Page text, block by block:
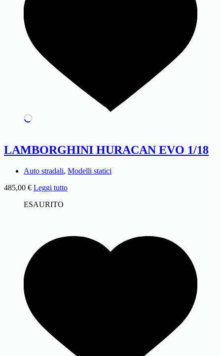
LAMBORGHINI HURACAN EVO 1/18
Auto stradali, Modelli statici
485,00 € Leggi tutto
ESAURITO